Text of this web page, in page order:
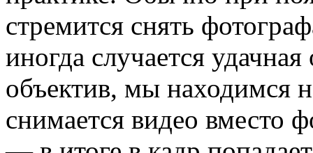
стремится снять
иногда случается
объектив, мы находимся
снимается видео вместо